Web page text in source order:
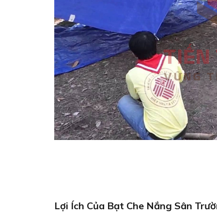
Lợi Ích Của Bạt Che Nắng Sân